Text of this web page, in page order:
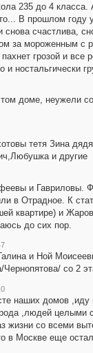
235 до 4
В прошлом
счастлива,
за мороженным с
грозой и
и ностальгически
доме, неужели
тетя Зина
и другие
и Гавриловы.
в Отрадное. К
квартире) и
до сих пор.
и Ной
со 2
наших домов
,людей
жизни со всеми
в Москве еще